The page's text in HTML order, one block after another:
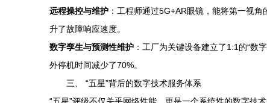
远程操控与维护 ：工程师通过5G+AR眼镜，能将第一视
升了故障响应速度。
数字孪生与预测性维护 ：工厂为关键设备建立了1:1的“数
外停机时间减少了70%。
三、 “五星”背后的数字技术服务体系